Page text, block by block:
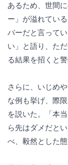
あるため、世間
ー」が溢れてい
バーだと言って
い」と語り、た
る結果を招くと警
さらに、いじめ
な例も挙げ、際
を説いた。「本
ら先はダメだと
べ、毅然とした